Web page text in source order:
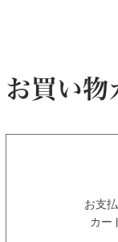
お支
カー